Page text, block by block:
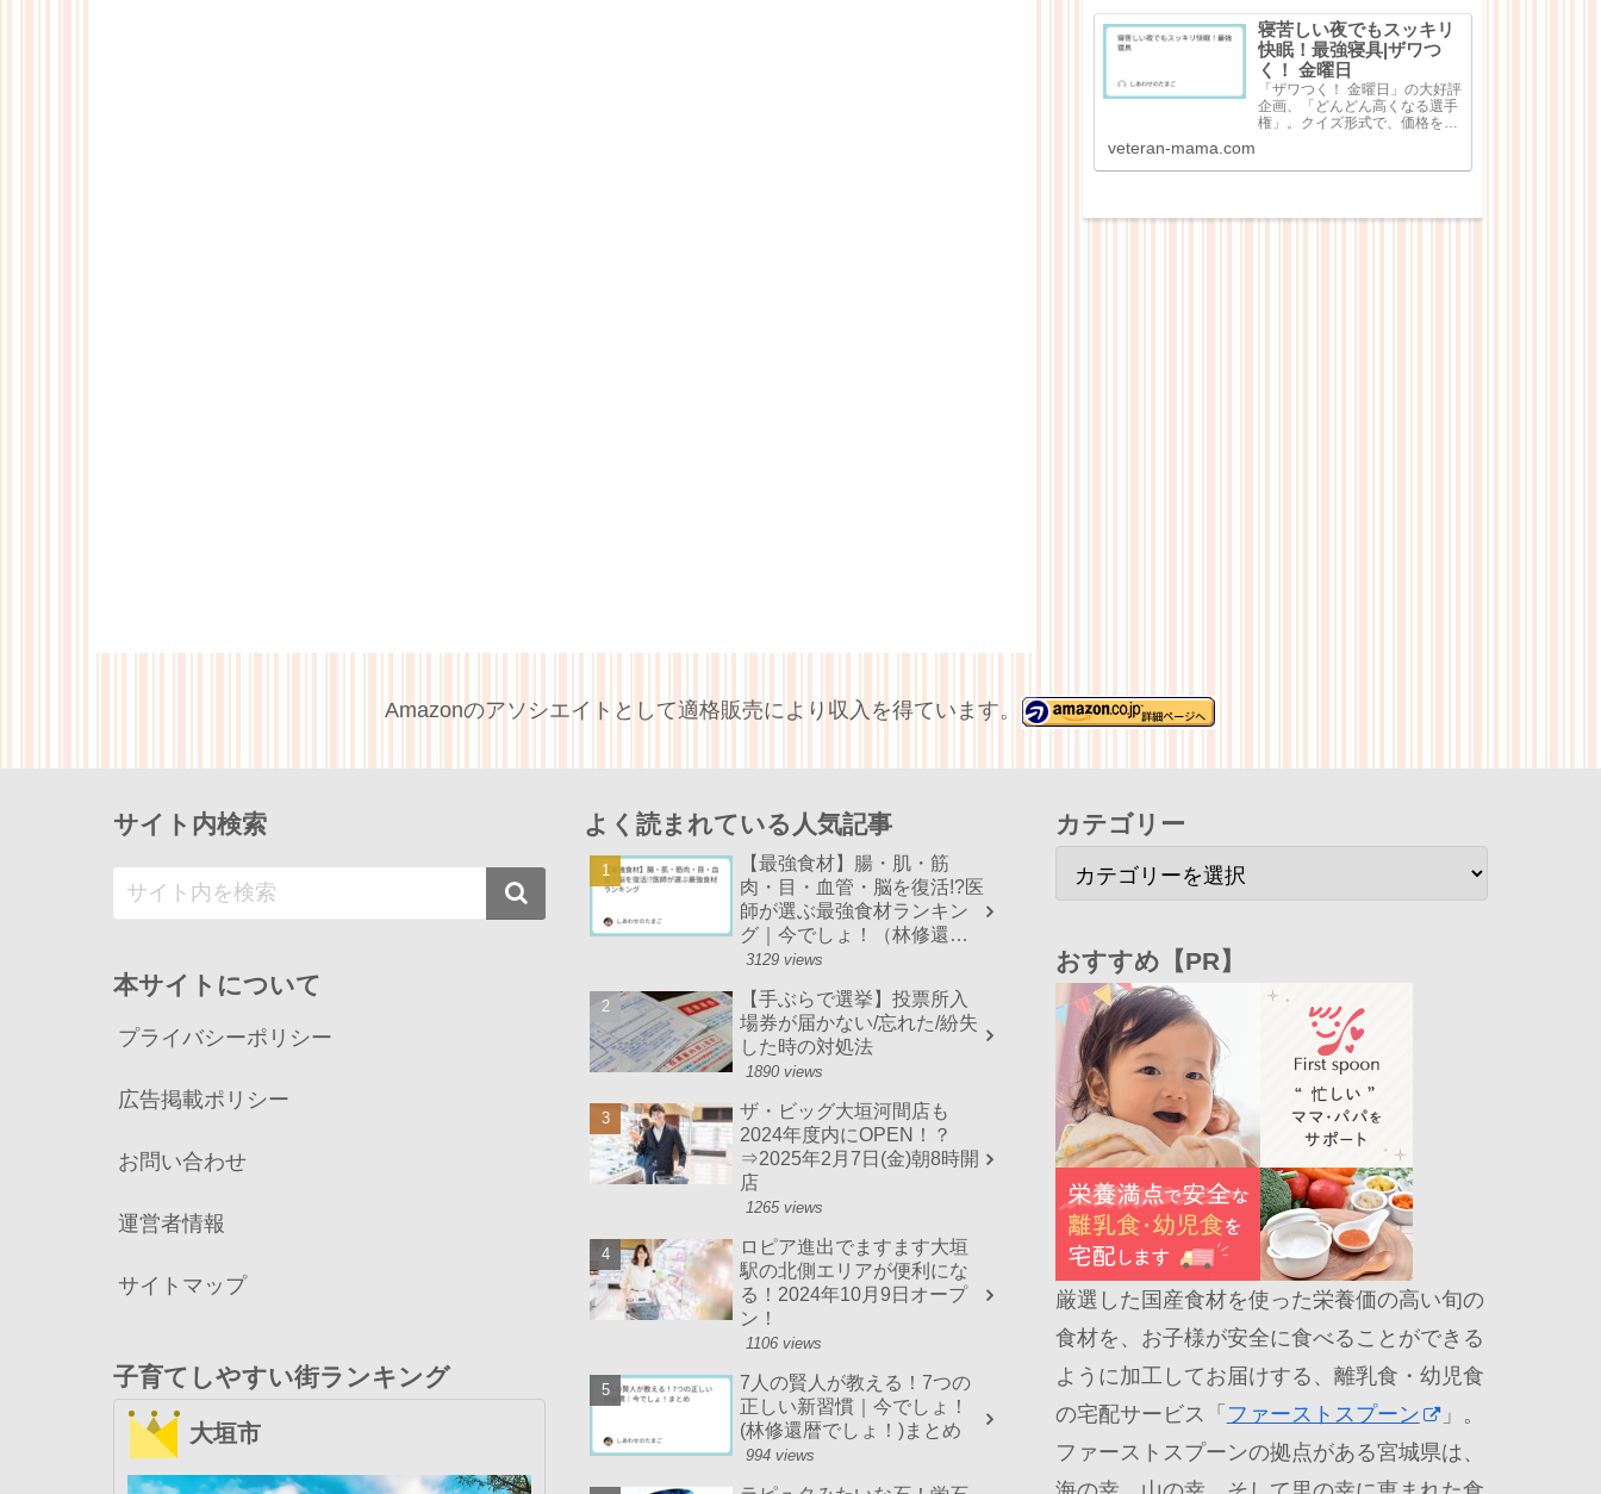
万6500円）純日本...
寝苦しい夜でもスッキリ
快眠！最強寝具|ザワつ
く！ 金曜日
「ザワつく！ 金曜日」の大好評
企画、「どんどん高くなる選手
権」。クイズ形式で、価格を当
が出てくる点が特徴なのです
として寝具4点が紹介...
veteran-mama.com
Amazonのアソシエイトとして適格販売により収入を得ています。
サイト内検索
本サイトについて
プライバシーポリシー
広告掲載ポリシー
お問い合わせ
運営者情報
サイトマップ
子育てしやすい街ランキング
大垣市
よく読まれている人気記事
【最強食材】腸・肌・筋
肉・目・血管・脳を復活!?医
師が選ぶ最強食材ランキン
グ｜今でしょ！（林修還暦
でしょ！）まとめ
3129 views
【手ぶらで選挙】投票所入
場券が届かない/忘れた/紛失
した時の対処法
1890 views
ザ・ビッグ大垣河間店も
2024年度内にOPEN！？
⇒2025年2月7日(金)朝8時開
店
1265 views
ロピア進出でますます大垣
駅の北側エリアが便利にな
る！2024年10月9日オープ
ン！
1106 views
7人の賢人が教える！7つの
正しい新習慣｜今でしょ！
(林修還暦でしょ！)まとめ
994 views
カテゴリー
おすすめ【PR】
厳選した国産食材を使った栄養価の高い旬の
食材を、お子様が安全に食べることができる
ように加工してお届けする、離乳食・幼児食
の宅配サービス「 ファーストスプーン
」。
ファーストスプーンの拠点がある宮城県は、